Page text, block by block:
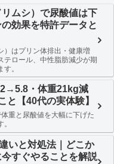
ムシ）で尿酸値は下
効果を特許データと
）はプリン体排出・健康増
テロール、中性脂肪減少が期
。
・体重21kg減
と【40代の実体験】
重と尿酸値を大幅に下げた
いと対処法｜どこか
すぐやることを解説